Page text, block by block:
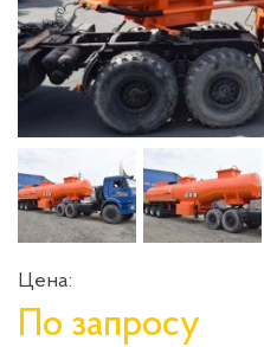
Цена:
По запросу